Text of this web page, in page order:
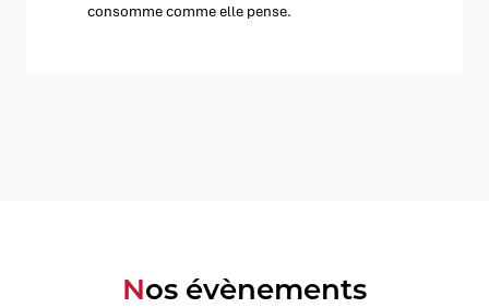
consomme comme elle pense.
Nos évènements